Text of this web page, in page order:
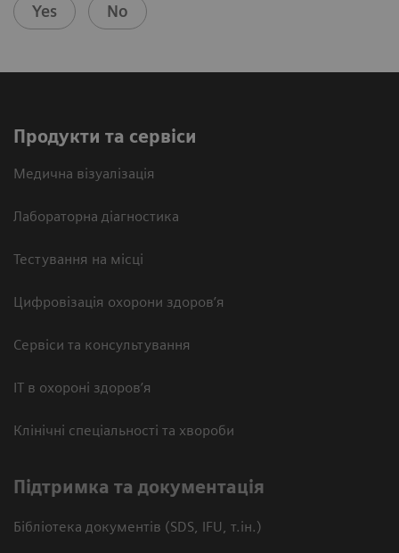
Yes No
Продукти та сервіси
Медична візуалізація
Лабораторна діагностика
Тестування на місці
Цифровізація охорони здоров’я
Сервіси та консультування
ІТ в охороні здоров’я
Клінічні спеціальності та хвороби
Підтримка та документація
Бібліотека документів (SDS, IFU, т.ін.)